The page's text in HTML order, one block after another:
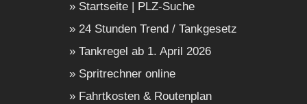
Startseite | PLZ-Suche
24 Stunden Trend / Tankgesetz
Tankregel ab 1. April 2026
Spritrechner online
Fahrtkosten & Routenplan